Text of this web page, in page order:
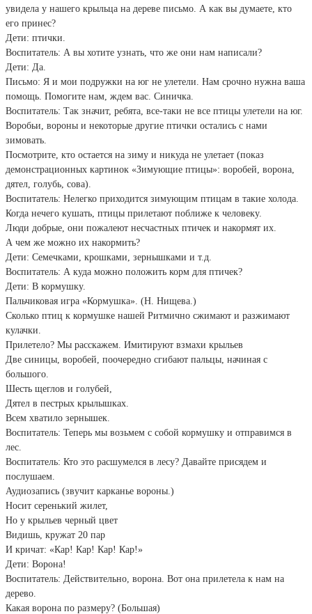
увидела у нашего крыльца на дереве письмо. А как вы думаете, кто
его принес?
Дети: птички.
Воспитатель: А вы хотите узнать, что же они нам написали?
Дети: Да.
Письмо: Я и мои подружки на юг не улетели. Нам срочно нужна ваша
помощь. Помогите нам, ждем вас. Синичка.
Воспитатель: Так значит, ребята, все-таки не все птицы улетели на юг.
Воробьи, вороны и некоторые другие птички остались с нами
зимовать.
Посмотрите, кто остается на зиму и никуда не улетает (показ
демонстрационных картинок «Зимующие птицы»: воробей, ворона,
дятел, голубь, сова).
Воспитатель: Нелегко приходится зимующим птицам в такие холода.
Когда нечего кушать, птицы прилетают поближе к человеку.
Люди добрые, они пожалеют несчастных птичек и накормят их.
А чем же можно их накормить?
Дети: Семечками, крошками, зернышками и т.д.
Воспитатель: А куда можно положить корм для птичек?
Дети: В кормушку.
Пальчиковая игра «Кормушка». (Н. Нищева.)
Сколько птиц к кормушке нашей Ритмично сжимают и разжимают
кулачки.
Прилетело? Мы расскажем. Имитируют взмахи крыльев
Две синицы, воробей, поочередно сгибают пальцы, начиная с
большого.
Шесть щеглов и голубей,
Дятел в пестрых крылышках.
Всем хватило зернышек.
Воспитатель: Теперь мы возьмем с собой кормушку и отправимся в
лес.
Воспитатель: Кто это расшумелся в лесу? Давайте присядем и
послушаем.
Аудиозапись (звучит карканье вороны.)
Носит серенький жилет,
Но у крыльев черный цвет
Видишь, кружат 20 пар
И кричат: «Кар! Кар! Кар! Кар!»
Дети: Ворона!
Воспитатель: Действительно, ворона. Вот она прилетела к нам на
дерево.
Какая ворона по размеру? (Большая)